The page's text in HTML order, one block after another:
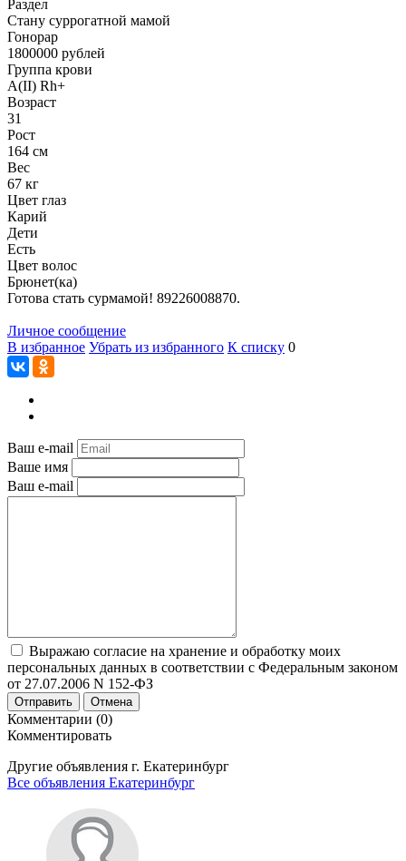
Раздел
Cтану суррогатной мамой
Гонoрар
1800000 рублей
Группа крови
A(II) Rh+
Возраст
31
Рост
164 см
Вес
67 кг
Цвет глаз
Карий
Дети
Есть
Цвет волос
Брюнет(ка)
Готова стать сурмамой! 89226008870.
Личное сообщение
В избранное Убрать из избранного К списку 0
Ваш e-mail
Ваше имя
Ваш e-mail
Выражаю согласие на хранение и обработку моих
персональных данных в соответствии с Федеральным законом
от 27.07.2006 N 152-ФЗ
Отправить Отмена
Комментарии (0)
Комментировать
Другие объявления г. Екатеринбург
Все объявления Екатеринбург